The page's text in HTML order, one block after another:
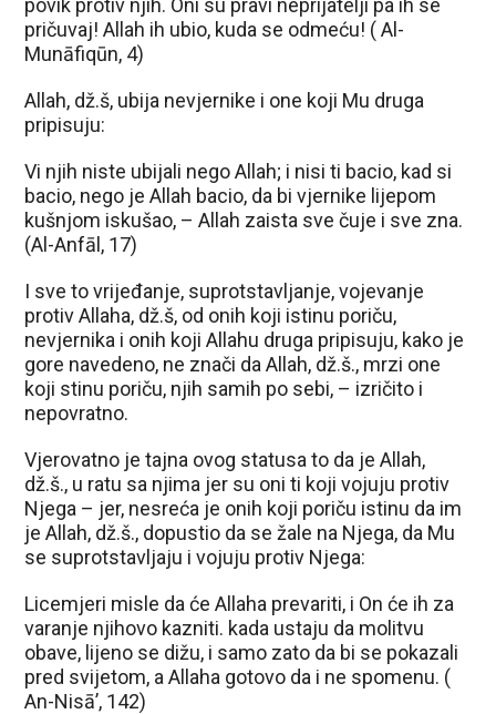
povik protiv njih. Oni su pravi neprijatelji pa ih se
pričuvaj! Allah ih ubio, kuda se odmeću! ( Al-
Munāfiqūn, 4)
Allah, dž.š, ubija nevjernike i one koji Mu druga
pripisuju:
Vi njih niste ubijali nego Allah; i nisi ti bacio, kad si
bacio, nego je Allah bacio, da bi vjernike lijepom
kušnjom iskušao, – Allah zaista sve čuje i sve zna.
(Al-Anfāl, 17)
I sve to vrijeđanje, suprotstavljanje, vojevanje
protiv Allaha, dž.š, od onih koji istinu poriču,
nevjernika i onih koji Allahu druga pripisuju, kako je
gore navedeno, ne znači da Allah, dž.š., mrzi one
koji stinu poriču, njih samih po sebi, – izričito i
nepovratno.
Vjerovatno je tajna ovog statusa to da je Allah,
dž.š., u ratu sa njima jer su oni ti koji vojuju protiv
Njega – jer, nesreća je onih koji poriču istinu da im
je Allah, dž.š., dopustio da se žale na Njega, da Mu
se suprotstavljaju i vojuju protiv Njega:
Licemjeri misle da će Allaha prevariti, i On će ih za
varanje njihovo kazniti. kada ustaju da molitvu
obave, lijeno se dižu, i samo zato da bi se pokazali
pred svijetom, a Allaha gotovo da i ne spomenu. (
An-Nisā’, 142)